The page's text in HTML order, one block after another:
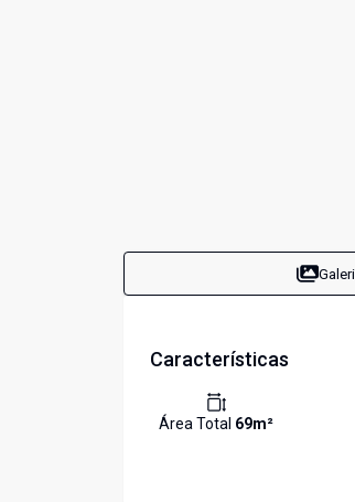
Características
Área Total 69m²